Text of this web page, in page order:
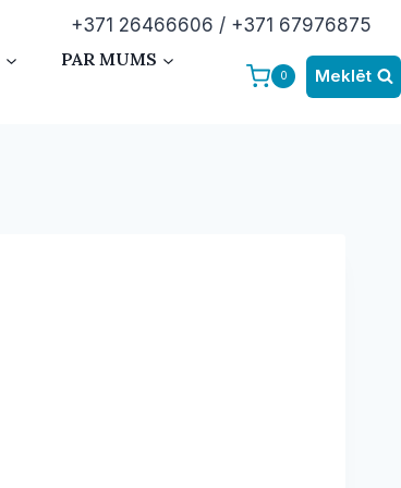
+371 26466606 / +371 67976875
PAR MUMS
0 Meklēt